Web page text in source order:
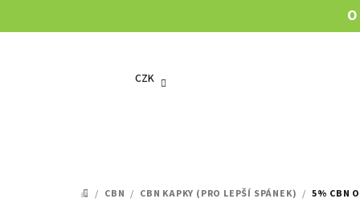
na
CZK
DOMŮ
/ CBN / CBN KAPKY (PRO LEPŠÍ SPÁNEK) / 5% CBN